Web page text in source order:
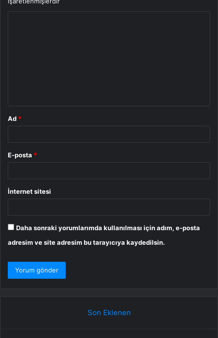
Ad *
E-posta *
İnternet sitesi
Daha sonraki yorumlarımda kullanılması için adım, e-posta
adresim ve site adresim bu tarayıcıya kaydedilsin.
Son Eklenen